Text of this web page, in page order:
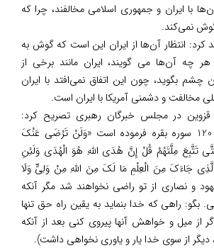
با ایران و جمهوری اسلامی مخالفند، چرا که
نمی‌کند.
کرد: انتظار آن‌ها از ایران این است که گوش به
چه آن‌ها می گویند، ایران مانند برخی از
چشم بگوید، چون این اتفاق نمی‌افتد با ایران
مخالفت و دشمنی آمریکا با ایران است.
قزوین در مجلس خبرگان رهبری تصریح کرد:
خدای متعال در آیه 120 سوره بقره فرموده است «وَلَنْ تَرْضَى عَنْکَ
تَتَّبِعَ مِلَّتَهُمْ قُلْ إِنَّ هُدَى اللَّهِ هُوَ الْهُدَى وَلَئِنِ
جَاءَکَ مِنَ الْعِلْمِ مَا لَکَ مِنَ اللَّهِ مِنْ وَلِیٍّ وَلَا
و نصاری از تو راضی نخواهند شد مگر آنکه
بگو: راهی که خدا بنماید به یقین راه حق تنها
از میل و خواهش آنها پیروی کنی بعد از آنکه
دیگر از سوی خدا یار و یاوری نخواهی داشت).